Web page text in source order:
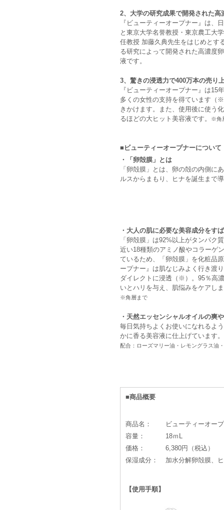
2、大学の研究成果で開発された高
『ビューティーオープナー』は、
と東京大学名誉教授・東京農工大
任教授 加藤久典先生をはじめとす
る研究によって開発された高濃度
液です。
3、驚きの浸透力で400万本の売り
『ビューティーオープナー』は
多くの女性の支持を得ています（
きかけます。また、使用後に使う
るほどの大ヒット美容液です。
※角
■ビューティーオープナーについて
・「卵殻膜」とは
「卵殻膜」とは、卵の殻の内側に
ルスからまもり、ヒナを誕生まで
・大人の肌に必要な美容成分をす
「卵殻膜」は92%以上がタンパク
近い18種類のアミノ酸やコラーゲ
ているため、「卵殻膜」を化粧品
ープナー』は肌なじみよく行き渡
ダイレクトに浸透（※）。95％高
いとハリを与え、肌悩みをケアし
※角層まで
・天然エッセンシャルオイルの爽
毎日気持ちよくお使いになれるよ
かに香る美容液に仕上げています。
配合：ローズマリー油・レモングラス油
■商品概要
商品名：
ビューティーオー
容量：
18ｍL
価格：
6,380円（税込）
保湿成分：
加水分解卵殻膜、
【使用手順】